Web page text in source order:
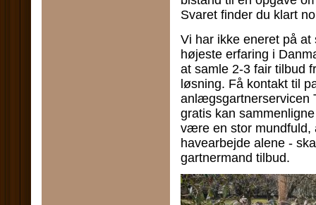
Svaret finder du klart
Vi har ikke eneret på
højeste erfaring i
at samle 2-3 fair tilbud
løsning. Få kontakt til
anlægsgartnerservicen
gratis kan
være en stor mundfuld,
havearbejde alene -
gartnermand tilbud.